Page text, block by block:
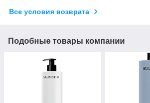
Все условия возврата
Подобные товары компании